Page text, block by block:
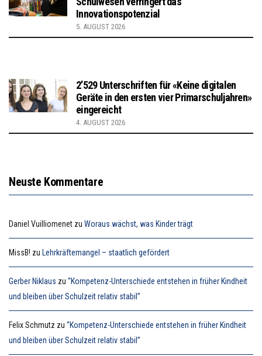
Innovationspotenzial
5. AUGUST 2026
2’529 Unterschriften für «Keine digitalen
Geräte in den ersten vier Primarschuljahren»
eingereicht
4. AUGUST 2026
Neuste Kommentare
Daniel Vuilliomenet zu Woraus wächst, was Kinder trägt
MissB! zu Lehrkräftemangel – staatlich gefördert
Gerber Niklaus zu “Kompetenz-Unterschiede entstehen in früher Kindheit
und bleiben über Schulzeit relativ stabil”
Felix Schmutz zu “Kompetenz-Unterschiede entstehen in früher Kindheit
und bleiben über Schulzeit relativ stabil”